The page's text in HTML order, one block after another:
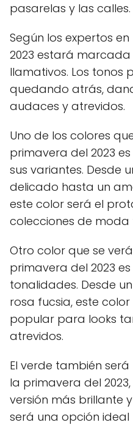
pasarelas y las calles.
Según los expertos
2023 estará
llamativos. Los tonos
quedando atrás,
audaces y atrevidos.
Uno de los colores
primavera del 2023
sus variantes. Desde
delicado hasta un
este color será el
colecciones de moda
Otro color que se
primavera del 2023
tonalidades. Desde
rosa fucsia, este
popular para looks
atrevidos.
El verde también
la primavera del
versión más brillante
será una opción